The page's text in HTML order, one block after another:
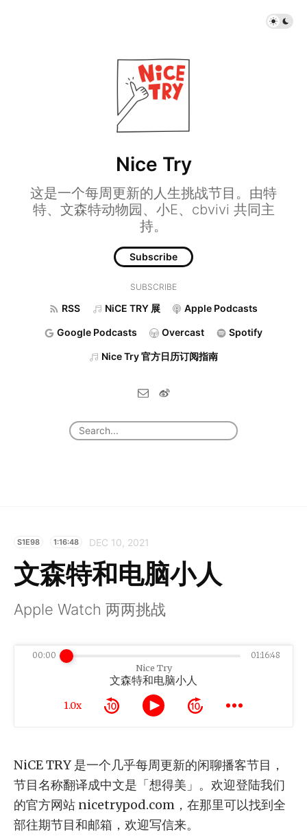
Nice Try
这是一个每周更新的人生挑战节目。由特
特、文森特动物园、小E、cbvivi 共同主
持。
Subscribe
SUBSCRIBE
RSS NiCE TRY 展 Apple Podcasts
Google Podcasts Overcast Spotify
Nice Try 官方日历订阅指南
S1E98 1:16:48 DEC 10, 2021
文森特和电脑小人
Apple Watch 两两挑战
Nice Try
文森特和电脑小人
1.0x
00:00 01:16:48
NiCE TRY 是一个几乎每周更新的闲聊播客节目，
节目名称翻译成中文是「想得美」。欢迎登陆我们
的官方网站 nicetrypod.com，在那里可以找到全
部往期节目和邮箱，欢迎写信来。